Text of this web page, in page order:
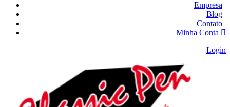
Empresa |
Blog |
Contato |
Minha Conta
Login